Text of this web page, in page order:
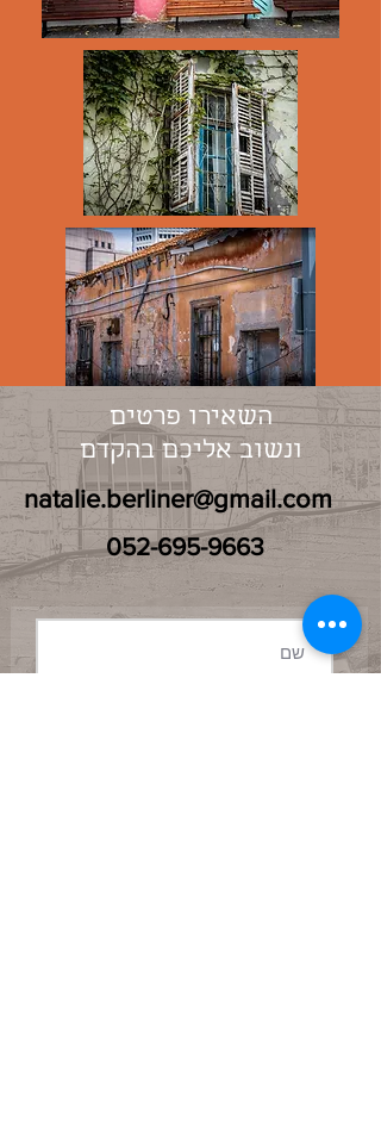
השאירו פרטים
ונשוב אליכם בהקדם
natalie.berliner@gmail.com
052-695-9663